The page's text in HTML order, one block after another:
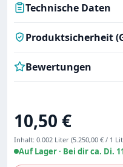
Technische Daten
Produktsicherheit
Bewertungen
Regulärer Preis:
10,50 €
Inhalt: 0.002 Liter (5.250,00 € / 1
Auf Lager · Bei dir ca. Di.